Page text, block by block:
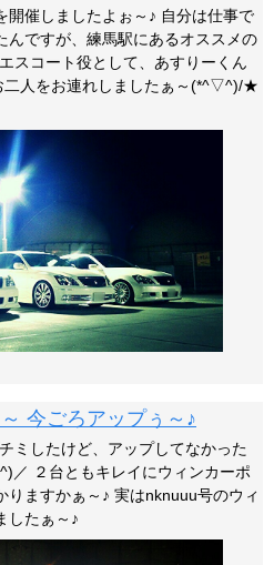
開催しましたよぉ～♪ 自分は仕事で
んですが、練馬駅にあるオススメの
スコート役として、あすりーくん
二人をお連れしましたぁ～(*^▽^)/★
今ごろアップぅ～♪
ミしたけど、アップしてなかった
／ ２台ともキレイにウィンカーポ
りますかぁ～♪ 実はnknuuu号のウィ
したぁ～♪